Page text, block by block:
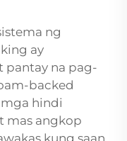
ng
ay
pantay na pag-
backed
hindi
mas angkop
kung saan